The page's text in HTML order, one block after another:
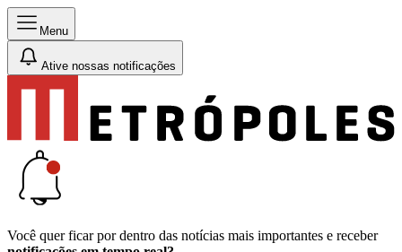
Menu
Ative nossas notificações
Você quer ficar por dentro das notícias mais importantes e receber